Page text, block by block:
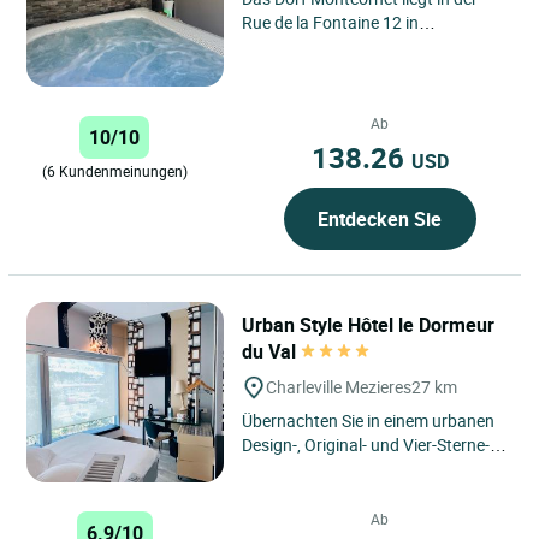
Rue de la Fontaine 12 in
10/10
(6 Kundenmeinungen)
Ab
138.26 USD
Entdecken Sie
Urban Style Hôtel le Dormeur
du Val
Charleville Mezieres27 km
Übernachten Sie in einem urbanen
Design-, Original- und Vier-Sterne-
6.9/10
Ab